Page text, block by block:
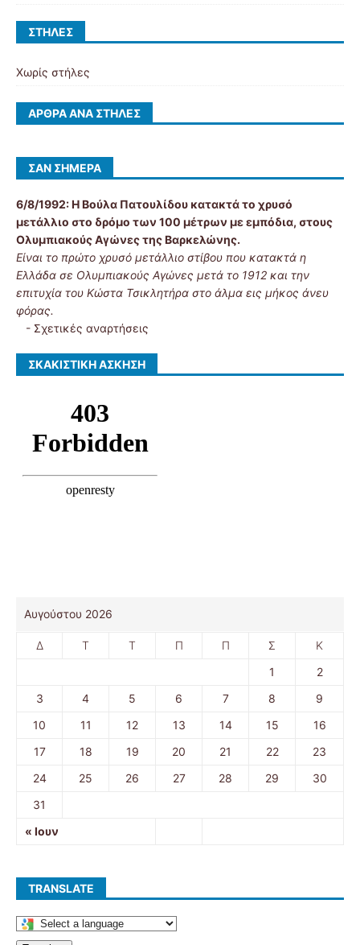
ΣΤΉΛΕΣ
Χωρίς στήλες
ΆΡΘΡΑ ΑΝΆ ΣΤΉΛΕΣ
ΣΑΝ ΣΉΜΕΡΑ
6/8/1992:Η Βούλα Πατουλίδου κατακτά το χρυσό
μετάλλιο στο δρόμο των 100 μέτρων με εμπόδια, στους
Ολυμπιακούς Αγώνες της Βαρκελώνης.
Είναι το πρώτο χρυσό μετάλλιο στίβου που κατακτά η
Ελλάδα σε Ολυμπιακούς Αγώνες μετά το 1912 και την
επιτυχία του Κώστα Τσικλητήρα στο άλμα εις μήκος άνευ
φόρας.
- Σχετικές αναρτήσεις
ΣΚΑΚΙΣΤΙΚΉ ΆΣΚΗΣΗ
Αυγούστου 2026
Δ Τ Τ Π Π Σ Κ
« Ιουν
1
2
3
4 5 6 7 8
9
10
11 12 13 14 15
16
17
18 19 20 21 22
23
24
25 26 27 28 29
30
31
TRANSLATE